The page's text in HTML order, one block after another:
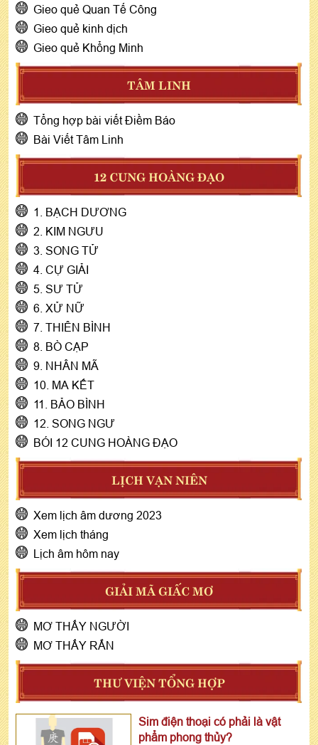
Gieo quẻ Quan Tế Công
Gieo quẻ kinh dịch
Gieo quẻ Khổng Minh
TÂM LINH
Tổng hợp bài viết Điềm Báo
Bài Viết Tâm Linh
12 CUNG HOÀNG ĐẠO
1. BẠCH DƯƠNG
2. KIM NGƯU
3. SONG TỬ
4. CỰ GIẢI
5. SƯ TỬ
6. XỬ NỮ
7. THIÊN BÌNH
8. BÒ CẠP
9. NHÂN MÃ
10. MA KẾT
11. BẢO BÌNH
12. SONG NGƯ
BÓI 12 CUNG HOÀNG ĐẠO
LỊCH VẠN NIÊN
Xem lịch âm dương 2023
Xem lịch tháng
Lịch âm hôm nay
GIẢI MÃ GIẤC MƠ
MƠ THẤY NGƯỜI
MƠ THẤY RẮN
THƯ VIỆN TỔNG HỢP
Sim điện thoại có phải là vật
phẩm phong thủy?